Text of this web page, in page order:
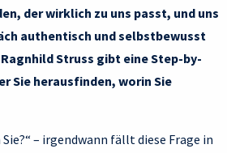
der wirklich zu uns passt, und uns
authentisch und selbstbewusst
Struss gibt eine Step-by-
Sie herausfinden, worin Sie
– irgendwann fällt diese Frage in